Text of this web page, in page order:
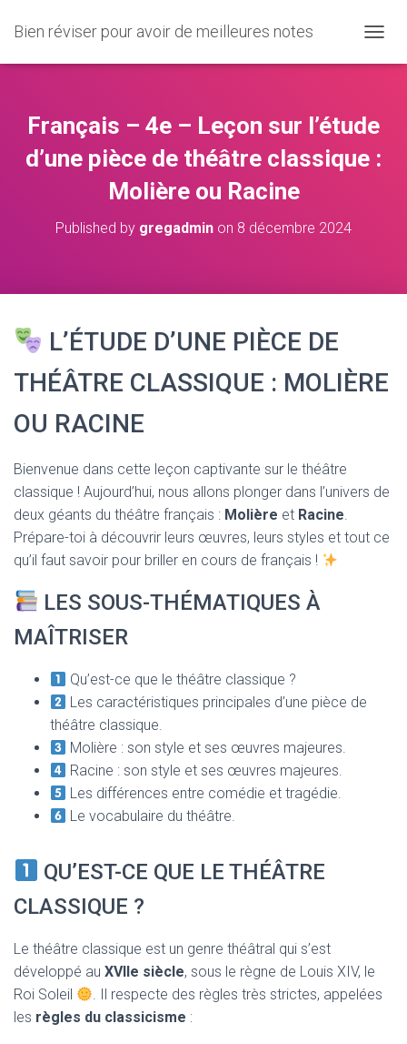
Bien réviser pour avoir de meilleures notes
U
R
F
G
A
Français – 4e – Leçon sur l’étude
d’une pièce de théâtre classique :
Molière ou Racine
Published by gregadmin on 8 décembre 2024
L’ÉTUDE D’UNE PIÈCE DE
THÉÂTRE CLASSIQUE : MOLIÈRE
OU RACINE
Bienvenue dans cette leçon captivante sur le théâtre
classique ! Aujourd’hui, nous allons plonger dans l’univers de
deux géants du théâtre français : Molière et Racine.
Prépare-toi à découvrir leurs œuvres, leurs styles et tout ce
qu’il faut savoir pour briller en cours de français !
LES SOUS-THÉMATIQUES À
MAÎTRISER
Qu’est-ce que le théâtre classique ?
Les caractéristiques principales d’une pièce de
théâtre classique.
Molière : son style et ses œuvres majeures.
Racine : son style et ses œuvres majeures.
Les différences entre comédie et tragédie.
Le vocabulaire du théâtre.
QU’EST-CE QUE LE THÉÂTRE
CLASSIQUE ?
Le théâtre classique est un genre théâtral qui s’est
développé au XVIIe siècle, sous le règne de Louis XIV, le
Roi Soleil
. Il respecte des règles très strictes, appelées
les règles du classicisme :